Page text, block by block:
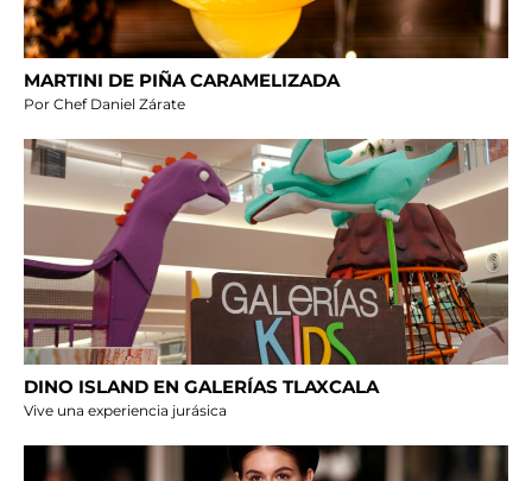
MARTINI DE PIÑA CARAMELIZADA
Por Chef Daniel Zárate
DINO ISLAND EN GALERÍAS TLAXCALA
Vive una experiencia jurásica